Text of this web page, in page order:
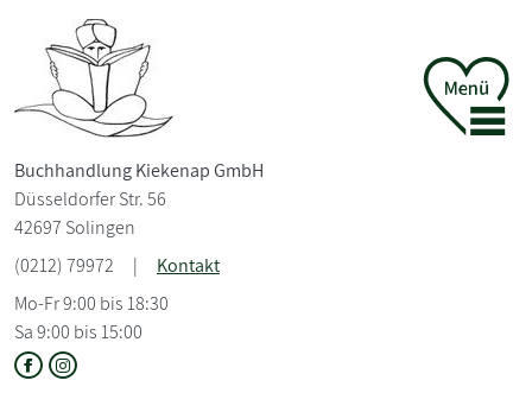
Buchhandlung Kiekenap GmbH
Düsseldorfer Str. 56
42697 Solingen
(0212) 79972
|
Kontakt
Mo-Fr 9:00 bis 18:30
Sa 9:00 bis 15:00